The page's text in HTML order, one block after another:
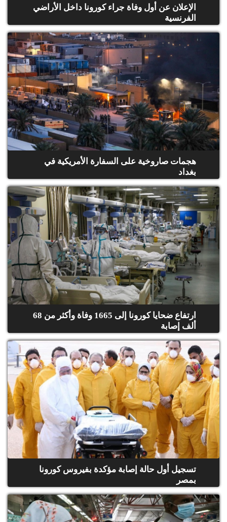
الإعلان عن أول وفاة جراء كورونا داخل الأراضي
الفرنسية
هجمات صاروخية على السفارة الأمريكية في
بغداد
ارتفاع ضحايا كورونا إلى 1665 وفاة وأكثر من 68
ألف إصابة
تسجيل أول حالة إصابة مؤكدة بفيروس كورونا
بمصر